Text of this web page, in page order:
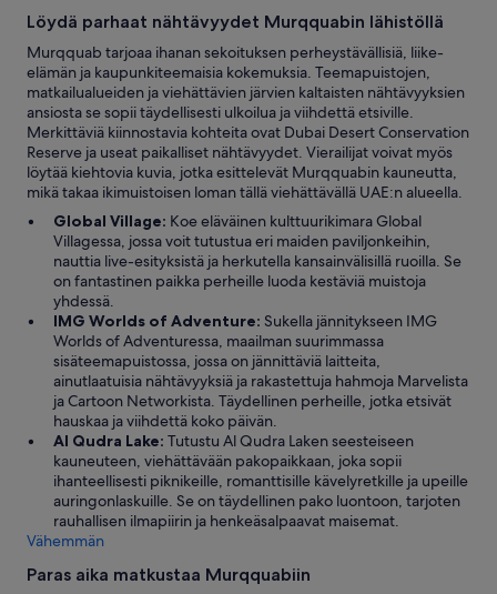
Löydä parhaat nähtävyydet Murqquabin lähistöllä
Murqquab tarjoaa ihanan sekoituksen perheystävällisiä, liike-
elämän ja kaupunkiteemaisia kokemuksia. Teemapuistojen,
matkailualueiden ja viehättävien järvien kaltaisten nähtävyyksien
ansiosta se sopii täydellisesti ulkoilua ja viihdettä etsiville.
Merkittäviä kiinnostavia kohteita ovat Dubai Desert Conservation
Reserve ja useat paikalliset nähtävyydet. Vierailijat voivat myös
löytää kiehtovia kuvia, jotka esittelevät Murqquabin kauneutta,
mikä takaa ikimuistoisen loman tällä viehättävällä UAE:n alueella.
Global Village: Koe eläväinen kulttuurikimara Global
Villagessa, jossa voit tutustua eri maiden paviljonkeihin,
nauttia live-esityksistä ja herkutella kansainvälisillä ruoilla. Se
on fantastinen paikka perheille luoda kestäviä muistoja
yhdessä.
IMG Worlds of Adventure: Sukella jännitykseen IMG
Worlds of Adventuressa, maailman suurimmassa
sisäteemapuistossa, jossa on jännittäviä laitteita,
ainutlaatuisia nähtävyyksiä ja rakastettuja hahmoja Marvelista
ja Cartoon Networkista. Täydellinen perheille, jotka etsivät
hauskaa ja viihdettä koko päivän.
Al Qudra Lake: Tutustu Al Qudra Laken seesteiseen
kauneuteen, viehättävään pakopaikkaan, joka sopii
ihanteellisesti piknikeille, romanttisille kävelyretkille ja upeille
auringonlaskuille. Se on täydellinen pako luontoon, tarjoten
rauhallisen ilmapiirin ja henkeäsalpaavat maisemat.
Vähemmän
Paras aika matkustaa Murqquabiin